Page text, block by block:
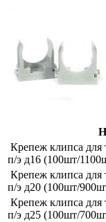
Крепеж клипса для
п/э д16 (100шт/
Крепеж клипса для
п/э д20 (100шт/
Крепеж клипса для
п/э д25 (100шт/